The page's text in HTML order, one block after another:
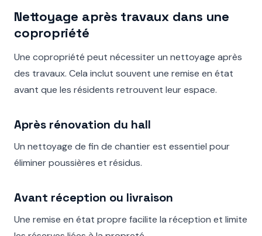
Nettoyage après travaux dans une
copropriété
Une copropriété peut nécessiter un nettoyage après
des travaux. Cela inclut souvent une remise en état
avant que les résidents retrouvent leur espace.
Après rénovation du hall
Un nettoyage de fin de chantier est essentiel pour
éliminer poussières et résidus.
Avant réception ou livraison
Une remise en état propre facilite la réception et limite